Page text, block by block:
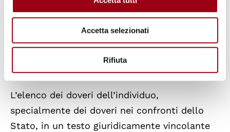
Accetta selezionati
Rifiuta
- provvedere alla preservazione e al
rafforzamento dei valori culturali africani
positivi e alla salute morale della società;
- contribuire alla promozione e alla
realizzazione dell'unità africana.
L’elenco dei doveri dell’individuo,
specialmente dei doveri nei confronti dello
Stato, in un testo giuridicamente vincolante